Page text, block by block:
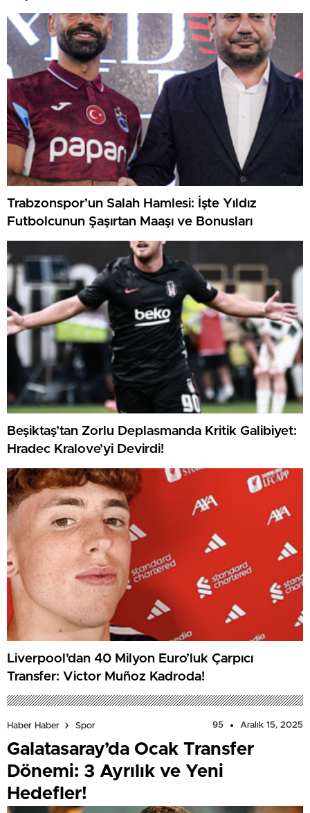
Trabzonspor’un Salah Hamlesi: İşte Yıldız
Futbolcunun Şaşırtan Maaşı ve Bonusları
Beşiktaş’tan Zorlu Deplasmanda Kritik Galibiyet:
Hradec Kralove’yi Devirdi!
Liverpool’dan 40 Milyon Euro’luk Çarpıcı
Transfer: Victor Muñoz Kadroda!
Haber Haber Spor 95 Aralık 15, 2025
Galatasaray’da Ocak Transfer
Dönemi: 3 Ayrılık ve Yeni
Hedefler!